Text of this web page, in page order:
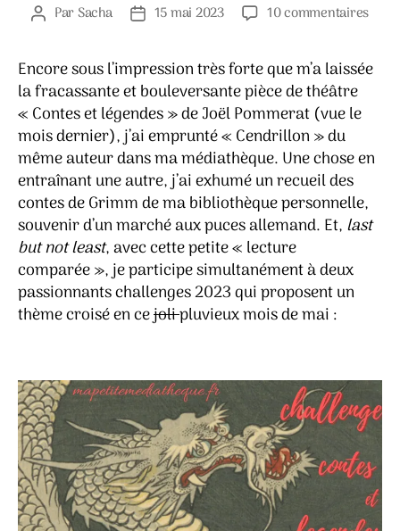
Auteur
ParSacha
Date15 mai 2023 10 commentairessur
Joël
Encore sous l’impression très forte que m’a laissée
la fracassante et bouleversante pièce de théâtre
« Contes et légendes » de Joël Pommerat (vue le
mois dernier), j’ai emprunté « Cendrillon » du
même auteur dans ma médiathèque. Une chose en
entraînant une autre, j’ai exhumé un recueil des
contes de Grimm de ma bibliothèque personnelle,
souvenir d’un marché aux puces allemand. Et, last
but not least, avec cette petite « lecture
comparée », je participe simultanément à deux
passionnants challenges 2023 qui proposent un
thème croisé en cejolipluvieux mois de mai :